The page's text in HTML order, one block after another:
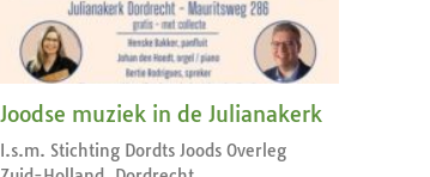
Joodse muziek in de Julianakerk
I.s.m. Stichting Dordts Joods Overleg